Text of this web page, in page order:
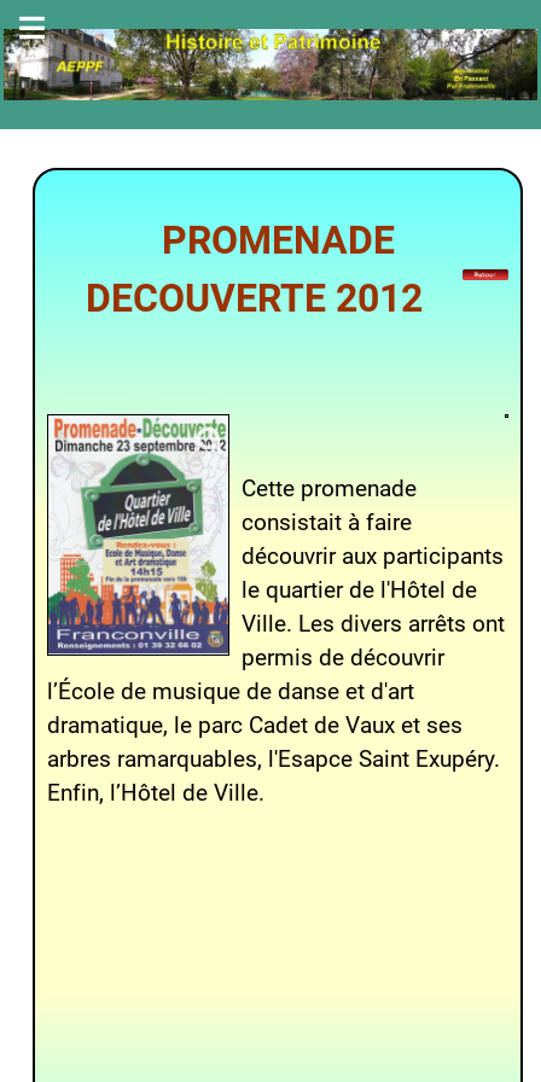
PROMENADE
DECOUVERTE 2012
Cette promenade
consistait à faire
découvrir aux participants
le quartier de l'Hôtel de
Ville. Les divers arrêts ont
permis de découvrir
l’École de musique de danse et d'art
dramatique, le parc Cadet de Vaux et ses
arbres ramarquables, l'Esapce Saint Exupéry.
Enfin, l’Hôtel de Ville.